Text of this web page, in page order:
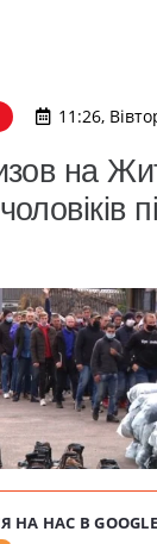
11:26,
на
НА НАС В GOOGLE